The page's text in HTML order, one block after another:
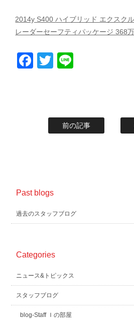
2014y S400 ハイブリッド エクスク
レーダーセーフティパッケージ 368
Facebook
Twitter
前の記事
Past blogs
過去のスタッフブログ
Categories
ニュース&トピックス
スタッフブログ
blog-Staff Ｉの部屋